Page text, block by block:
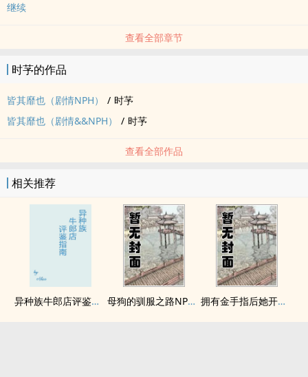
继续
查看全部章节
时芧的作品
皆其靡也（剧情NPH） / 时芧
皆其靡也（剧情&&NPH）
/ 时芧
查看全部作品
相关推荐
异种族牛郎店评鉴指南 母狗的驯服之路NP（强制爱） 拥有金手指后她开始为所欲为（nph）